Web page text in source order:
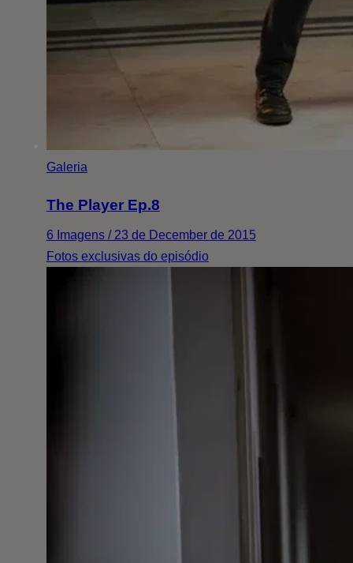
Galeria
The Player Ep.8
6 Imagens / 23 de December de 2015
Fotos exclusivas do episódio